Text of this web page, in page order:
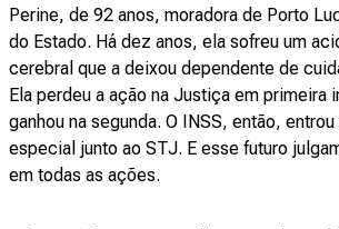
Perine, de 92 anos, moradora de Porto
do Estado. Há dez anos, ela sofreu um
cerebral que a deixou dependente de
Ela perdeu a ação na Justiça em primeira
ganhou na segunda. O INSS, então,
especial junto ao STJ. E esse futuro
em todas as ações.